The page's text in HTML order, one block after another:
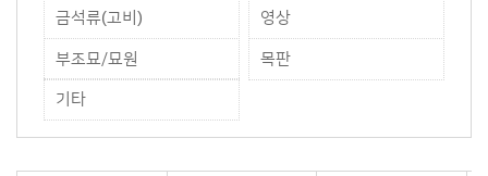
금석류(고비) 영상
부조묘/묘원 목판
기타